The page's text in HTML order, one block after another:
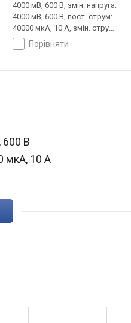
4000 мВ, 600 В, змін. напруга:
4000 мВ, 600 В, пост. струм:
40000 мкА, 10 А, змін. струм:
40000 мкА, 10 А, опір:
4000 Ом, 40 МОм,
діапазону, true RMS, NCV
порівняти
600 В
мкА, 10 А